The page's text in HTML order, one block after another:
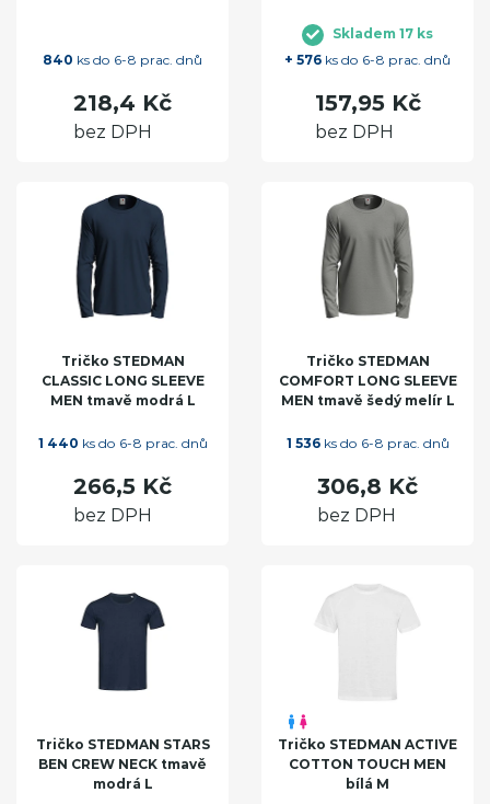
840 ks do 6-8 prac. dnů
218,4 Kč
bez DPH
Skladem 17 ks
+ 576 ks do 6-8 prac. dnů
157,95 Kč
bez DPH
Tričko STEDMAN
CLASSIC LONG SLEEVE
MEN tmavě modrá L
1 440 ks do 6-8 prac. dnů
266,5 Kč
bez DPH
Tričko STEDMAN
COMFORT LONG SLEEVE
MEN tmavě šedý melír L
1 536ks do 6-8 prac. dnů
306,8 Kč
bez DPH
Tričko STEDMAN STARS
BEN CREW NECK tmavě
modrá L
Tričko STEDMAN ACTIVE
COTTON TOUCH MEN
bílá M